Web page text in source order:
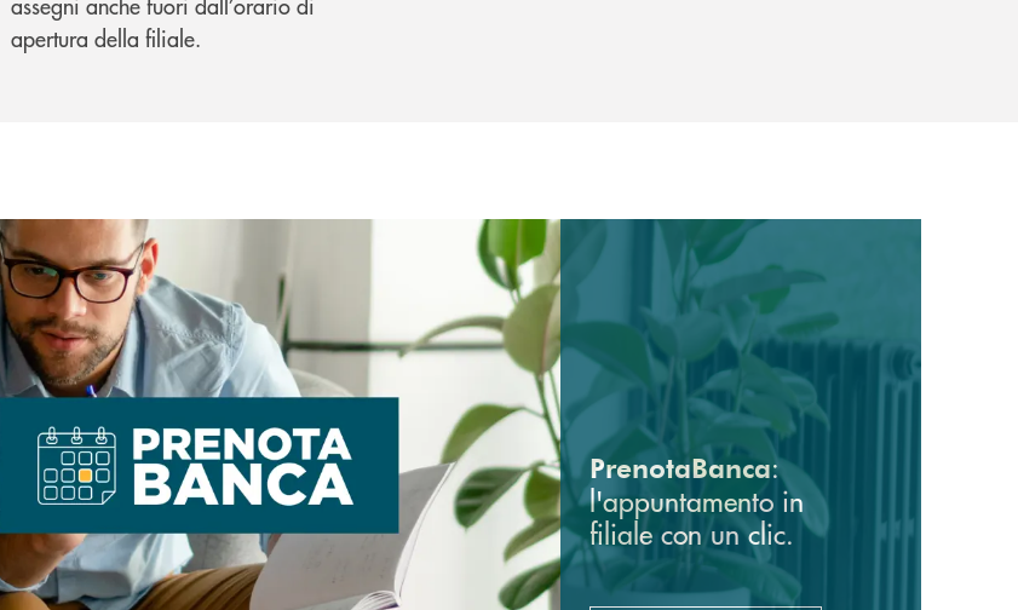
apertura della filiale.
PrenotaBanca:
l'appuntamento in
filiale con un clic.